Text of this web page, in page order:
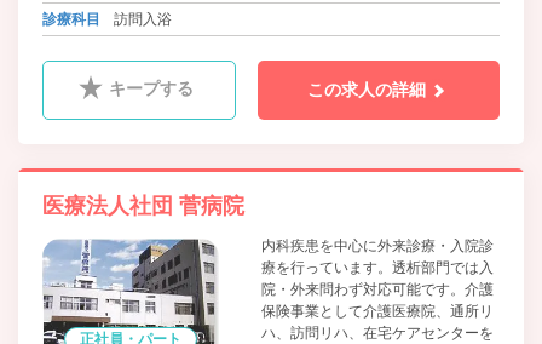
診療科目
訪問入浴
キープする この求人の詳細
医療法人社団 菅病院
正社員・パート
内科疾患を中心に外来診療・入院診
療を行っています。透析部門では入
院・外来問わず対応可能です。介護
保険事業として介護医療院、通所リ
ハ、訪問リハ、在宅ケアセンターを